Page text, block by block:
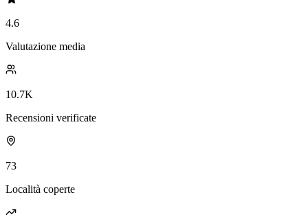
4.6
Valutazione media
10.7K
Recensioni verificate
73
Località coperte